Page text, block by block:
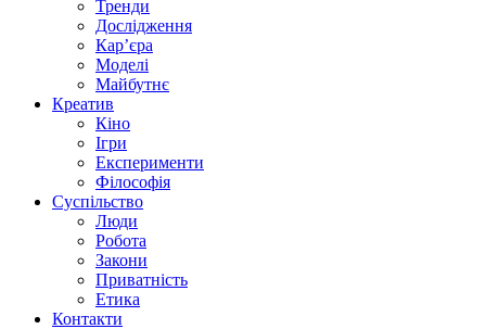
Тренди
Дослідження
Кар’єра
Моделі
Майбутнє
Креатив
Кіно
Ігри
Експерименти
Філософія
Суспільство
Люди
Робота
Закони
Приватність
Етика
Контакти